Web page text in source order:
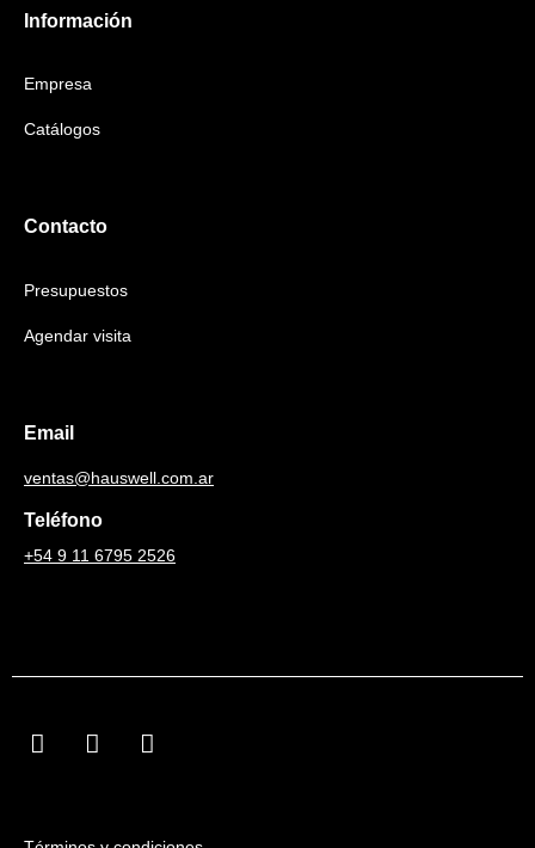
Información
Empresa
Catálogos
Contacto
Presupuestos
Agendar visita
Email
ventas@hauswell.com.ar
Teléfono
+54 9 11 6795 2526
F
a
I
n
L
i